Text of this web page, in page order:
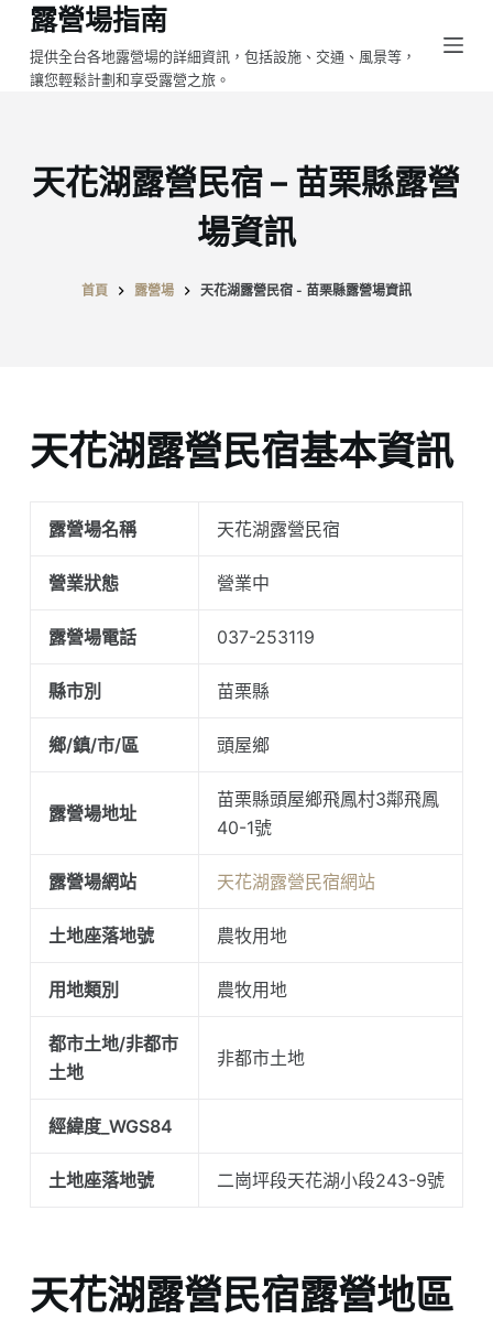
跳
至
主
容
露營場指南
提供全台各地露營場的詳細資訊，包括設施、交通、風景等，
讓您輕鬆計劃和享受露營之旅。
天花湖露營民宿 – 苗栗縣露營
場資訊
首頁 露營場 天花湖露營民宿 - 苗栗縣露營場資訊
天花湖露營民宿基本資訊
露營場名稱 天花湖露營民宿
營業狀態 營業中
露營場電話 037-253119
縣市別 苗栗縣
鄉/鎮/市/區 頭屋鄉
露營場地址
苗栗縣頭屋鄉飛鳳村3鄰飛鳳
40-1號
露營場網站 天花湖露營民宿網站
土地座落地號 農牧用地
用地類別 農牧用地
都市土地/非都市
土地
非都市土地
經緯度_WGS84
土地座落地號 二崗坪段天花湖小段243-9號
天花湖露營民宿露營地區